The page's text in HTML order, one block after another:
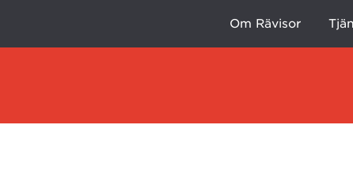
Om Rävisor